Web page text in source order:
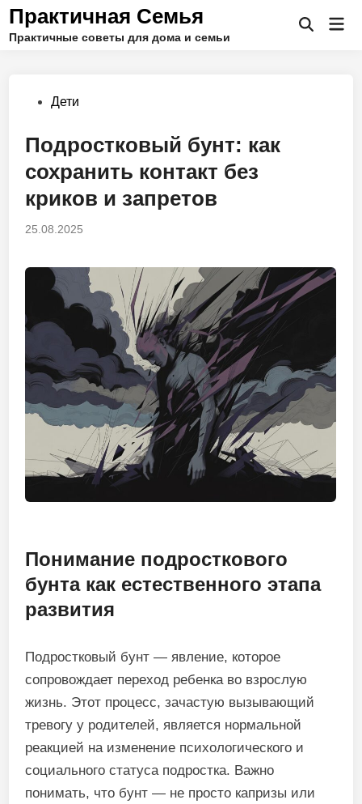
Перейти
содержимому
Практичная Семья
Практичные советы для дома и семьи
Открыть
Опубликовано
Дети
Подростковый бунт: как
сохранить контакт без
криков и запретов
25.08.2025
Понимание подросткового
бунта как естественного этапа
развития
Подростковый бунт — явление, которое
сопровождает переход ребенка во взрослую
жизнь. Этот процесс, зачастую вызывающий
тревогу у родителей, является нормальной
реакцией на изменение психологического и
социального статуса подростка. Важно
понимать, что бунт — не просто капризы или